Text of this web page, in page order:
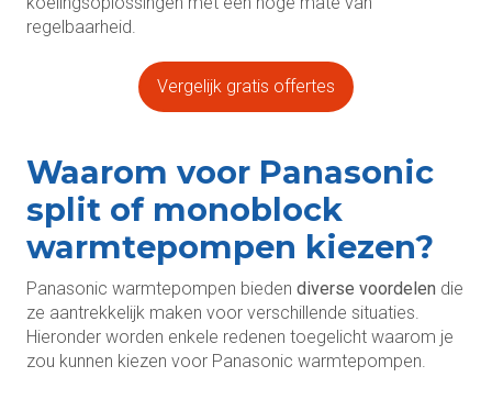
regelbaarheid.
Vergelijk gratis offertes
Waarom voor Panasonic
split of monoblock
warmtepompen kiezen?
Panasonic warmtepompen bieden diverse voordelen die
ze aantrekkelijk maken voor verschillende situaties.
Hieronder worden enkele redenen toegelicht waarom je
zou kunnen kiezen voor Panasonic warmtepompen.